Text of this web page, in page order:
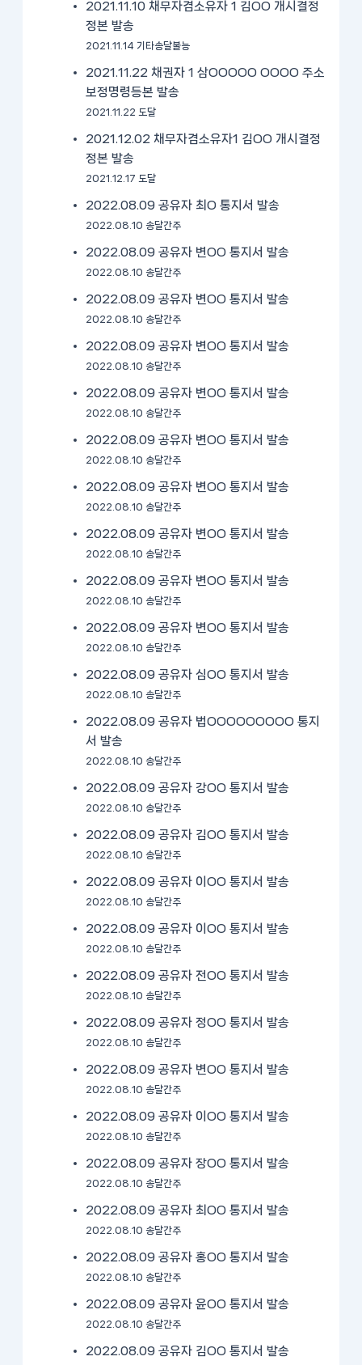
2021.11.10 채무자겸소유자 1 김OO 개시결정
정본 발송
2021.11.14 기타송달불능
2021.11.22 채권자 1 삼OOOOO OOOO 주소
보정명령등본 발송
2021.11.22 도달
2021.12.02 채무자겸소유자1 김OO 개시결정
정본 발송
2021.12.17 도달
2022.08.09 공유자 최O 통지서 발송
2022.08.10 송달간주
2022.08.09 공유자 변OO 통지서 발송
2022.08.10 송달간주
2022.08.09 공유자 변OO 통지서 발송
2022.08.10 송달간주
2022.08.09 공유자 변OO 통지서 발송
2022.08.10 송달간주
2022.08.09 공유자 변OO 통지서 발송
2022.08.10 송달간주
2022.08.09 공유자 변OO 통지서 발송
2022.08.10 송달간주
2022.08.09 공유자 변OO 통지서 발송
2022.08.10 송달간주
2022.08.09 공유자 변OO 통지서 발송
2022.08.10 송달간주
2022.08.09 공유자 변OO 통지서 발송
2022.08.10 송달간주
2022.08.09 공유자 변OO 통지서 발송
2022.08.10 송달간주
2022.08.09 공유자 심OO 통지서 발송
2022.08.10 송달간주
2022.08.09 공유자 법OOOOOOOOO 통지
서 발송
2022.08.10 송달간주
2022.08.09 공유자 강OO 통지서 발송
2022.08.10 송달간주
2022.08.09 공유자 김OO 통지서 발송
2022.08.10 송달간주
2022.08.09 공유자 이OO 통지서 발송
2022.08.10 송달간주
2022.08.09 공유자 이OO 통지서 발송
2022.08.10 송달간주
2022.08.09 공유자 전OO 통지서 발송
2022.08.10 송달간주
2022.08.09 공유자 정OO 통지서 발송
2022.08.10 송달간주
2022.08.09 공유자 변OO 통지서 발송
2022.08.10 송달간주
2022.08.09 공유자 이OO 통지서 발송
2022.08.10 송달간주
2022.08.09 공유자 장OO 통지서 발송
2022.08.10 송달간주
2022.08.09 공유자 최OO 통지서 발송
2022.08.10 송달간주
2022.08.09 공유자 홍OO 통지서 발송
2022.08.10 송달간주
2022.08.09 공유자 윤OO 통지서 발송
2022.08.10 송달간주
2022.08.09 공유자 김OO 통지서 발송